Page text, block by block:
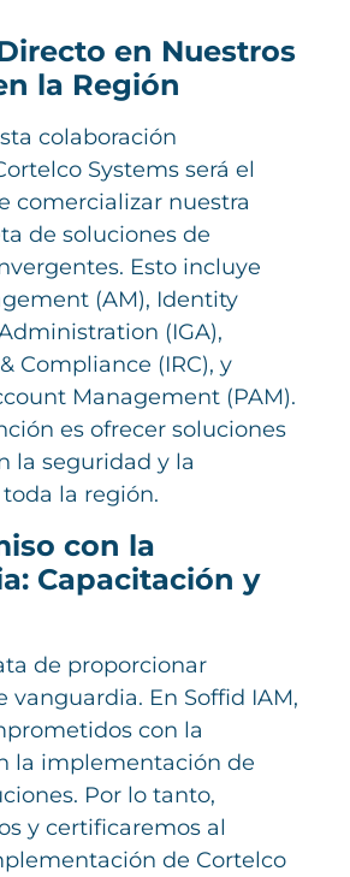
en Nuestros
la Región
colaboración
Systems será el
comercializar nuestra
de soluciones de
Esto incluye
(AM), Identity
(IGA),
Compliance (IRC), y
Management (PAM).
es ofrecer soluciones
la seguridad y la
la región.
con la
Capacitación y
de proporcionar
vanguardia. En Soffid IAM,
con la
la implementación de
Por lo tanto,
y certificaremos al
de Cortelco